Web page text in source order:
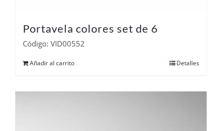
Portavela colores set de 6
Código: VID00552
Añadir al carrito Detalles